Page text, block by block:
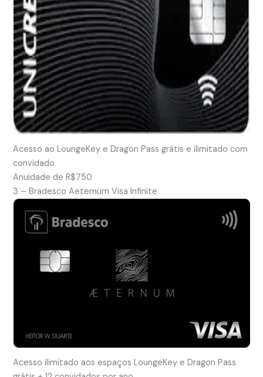
Acesso ao LoungeKey e Dragon Pass grátis e ilimitado com
convidado.
Anuidade de R$750
3 – Bradesco Aeternum Visa Infinite
Acesso ilimitado aos espaços LoungeKey e Dragon Pass